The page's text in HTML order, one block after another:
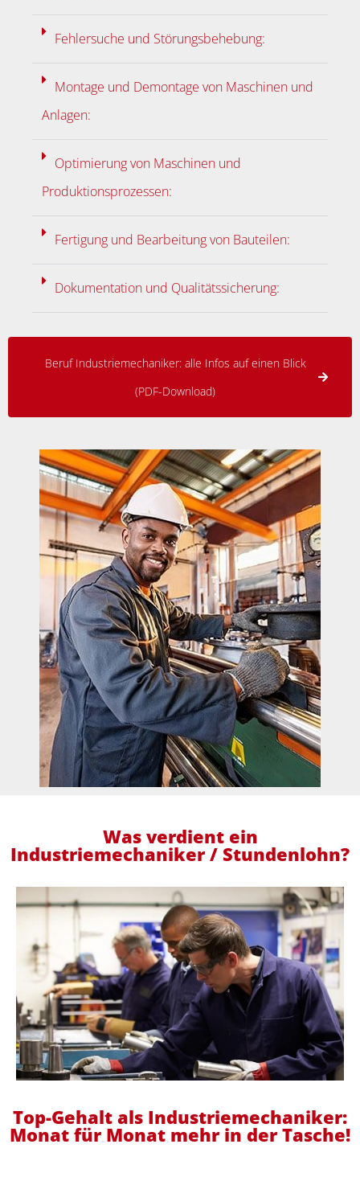
Fehlersuche und Störungsbehebung:
Montage und Demontage von Maschinen und
Anlagen:
Optimierung von Maschinen und
Produktionsprozessen:
Fertigung und Bearbeitung von Bauteilen:
Dokumentation und Qualitätssicherung:
Beruf Industriemechaniker: alle Infos auf einen Blick
(PDF-Download)
Was verdient ein
Industriemechaniker / Stundenlohn?
Top-Gehalt als Industriemechaniker:
Monat für Monat mehr in der Tasche!